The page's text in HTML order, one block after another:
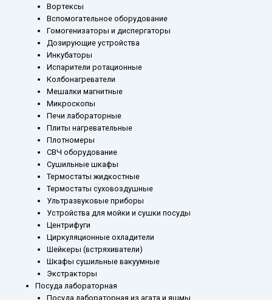
Вортексы
Вспомогательное оборудование
Гомогенизаторы и диспергаторы
Дозирующие устройства
Инкубаторы
Испарители ротационные
Колбонагреватели
Мешалки магнитные
Микроскопы
Печи лабораторные
Плиты нагревательные
Плотномеры
СВЧ оборудование
Сушильные шкафы
Термостаты жидкостные
Термостаты суховоздушные
Ультразвуковые приборы
Устройства для мойки и сушки посуды
Центрифуги
Циркуляционные охладители
Шейкеры (встряхиватели)
Шкафы сушильные вакуумные
Экстракторы
Посуда лабораторная
Посуда лабораторная из агата и яшмы